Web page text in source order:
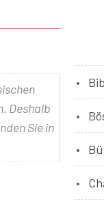
Deshalb
Sie in